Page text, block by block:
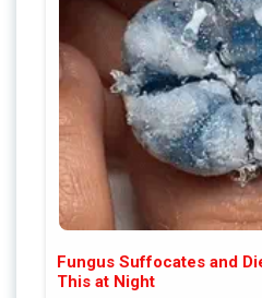
Fungus Suffocates and
This at Night